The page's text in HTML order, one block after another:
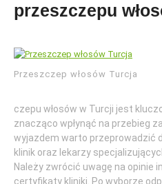
przeszczepu
Przeszczep włosów Turcja
czepu włosów w Turcji jest
znacząco wpłynąć na przebieg
wyjazdem warto przeprowadzić
klinik oraz lekarzy
Należy zwrócić uwagę na opinie
certyfikaty kliniki. Po wyborze